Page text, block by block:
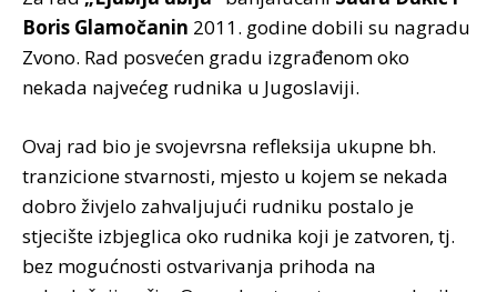
Boris Glamočanin 2011. godine dobili su nagradu
Zvono. Rad posvećen gradu izgrađenom oko
nekada najvećeg rudnika u Jugoslaviji.
Ovaj rad bio je svojevrsna refleksija ukupne bh.
tranzicione stvarnosti, mjesto u kojem se nekada
dobro živjelo zahvaljujući rudniku postalo je
stjecište izbjeglica oko rudnika koji je zatvoren, tj.
bez mogućnosti ostvarivanja prihoda na